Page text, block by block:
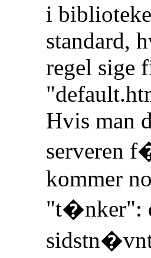
i
standard,
regel sige
Hvis man
serveren
kommer
"t�nker":